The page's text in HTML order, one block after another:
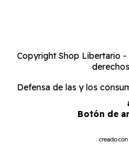
Copyright Shop Libertario -
Defensa de las y los
Botón de